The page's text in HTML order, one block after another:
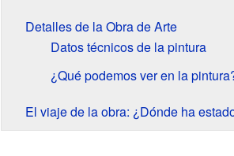
Detalles de la Obra de Arte
Datos técnicos de la pintura
¿Qué podemos ver en la
El viaje de la obra: ¿Dónde ha